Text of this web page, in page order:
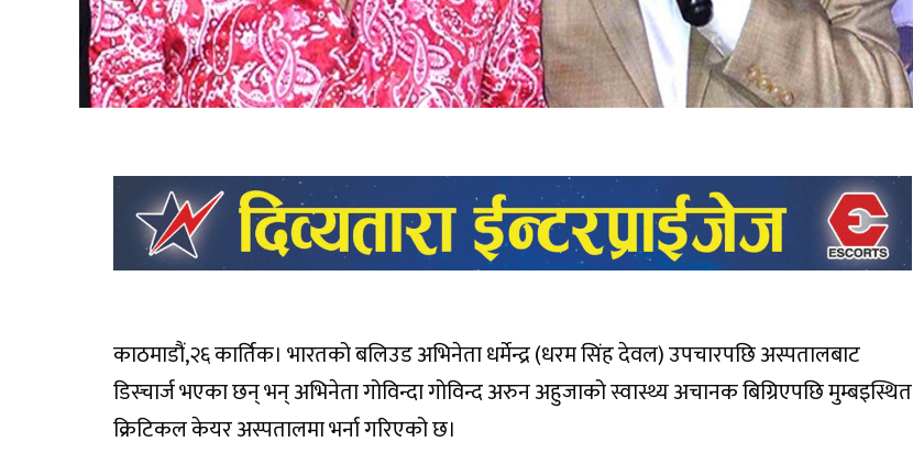
काठमाडौं,२६ कार्तिक। भारतको बलिउड अभिनेता धर्मेन्द्र (धरम सिंह देवल) उपचारपछि अस्पतालबाट
डिस्चार्ज भएका छन् भन् अभिनेता गोविन्दा गोविन्द अरुन अहुजाको स्वास्थ्य अचानक बिग्रिएपछि मुम्बइस्थित
क्रिटिकल केयर अस्पतालमा भर्ना गरिएको छ।